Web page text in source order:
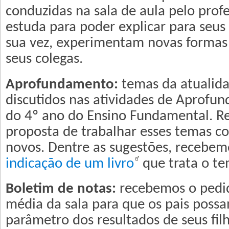
conduzidas na sala de aula pelo
estuda para poder explicar para
sua vez, experimentam novas
seus colegas.
Aprofundamento: temas da
discutidos nas atividades de
do 4º ano do Ensino Fundamental.
proposta de trabalhar esses temas
novos. Dentre as sugestões,
indicação de um livro
que trata o
Boletim de notas: recebemos o
média da sala para que os pais
parâmetro dos resultados de seus